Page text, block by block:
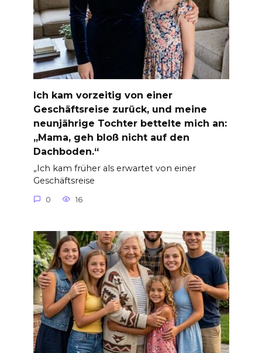
Ich kam vorzeitig von einer
Geschäftsreise zurück, und meine
neunjährige Tochter bettelte mich an:
„Mama, geh bloß nicht auf den
Dachboden.“
„Ich kam früher als erwartet von einer
Geschäftsreise
0 16